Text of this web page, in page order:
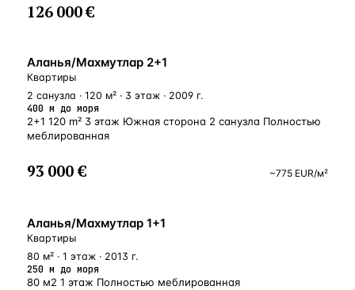
126 000 €
У МОРЯ
Аланья/Махмутлар 2+1
Квартиры
2 санузла · 120 м² · 3 этаж · 2009 г.
400 м до моря
2+1 120 m² 3 этаж Южная сторона 2 санузла Полностью
меблированная
93 000 € ~775 EUR/м²
У МОРЯ
Аланья/Махмутлар 1+1
Квартиры
80 м² · 1 этаж · 2013 г.
250 м до моря
80 м2 1 этаж Полностью меблированная